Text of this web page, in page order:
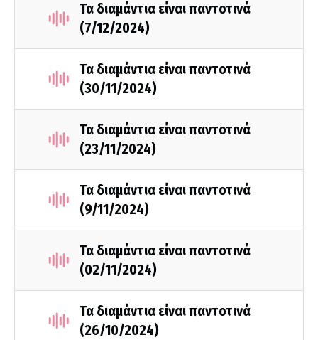
Τα διαμάντια είναι παντοτινά
(7/12/2024)
Τα διαμάντια είναι παντοτινά
(30/11/2024)
Τα διαμάντια είναι παντοτινά
(23/11/2024)
Τα διαμάντια είναι παντοτινά
(9/11/2024)
Τα διαμάντια είναι παντοτινά
(02/11/2024)
Τα διαμάντια είναι παντοτινά
(26/10/2024)